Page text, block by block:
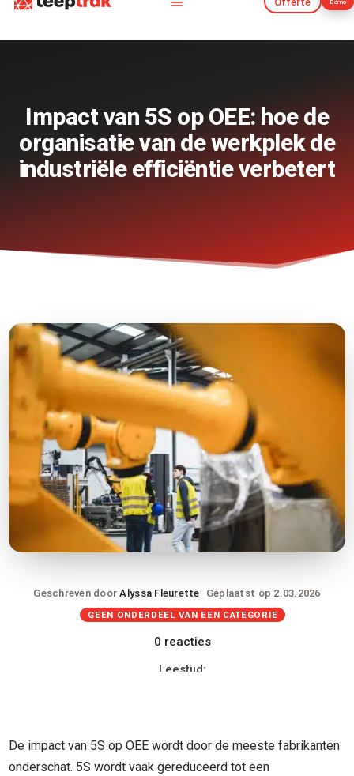
Demo
Offerte Demo
Impact van 5S op OEE: hoe de
organisatie van de werkplek de
industriële efficiëntie verbetert
Geschreven doorAlyssa Fleurette Geplaatst op 2.03.2026
GEEN ONDERDEEL VAN EEN CATEGORIE
0 reacties
Leestijd:
De impact van 5S op OEE wordt door de meeste fabrikanten
onderschat. 5S wordt vaak gereduceerd tot een